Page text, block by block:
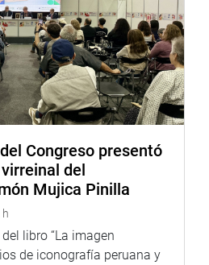
Congreso presentó
del
Mujica Pinilla
h
libro “La imagen
de iconografía peruana y